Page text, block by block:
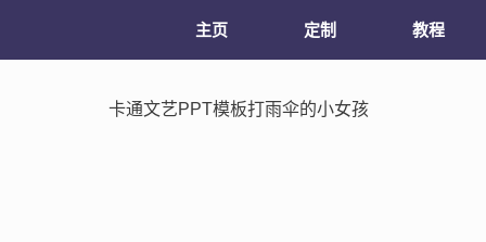
主页 定制 教程
卡通文艺PPT模板打雨伞的小女孩